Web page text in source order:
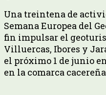
Una treintena de
Semana Europea del
fin impulsar el
Villuercas, Ibores y
el próximo 1 de junio
en la comarca